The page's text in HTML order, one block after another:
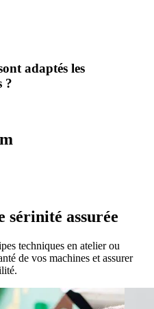
adaptés les
?
sérinité assurée
techniques en atelier ou
de vos machines et assurer